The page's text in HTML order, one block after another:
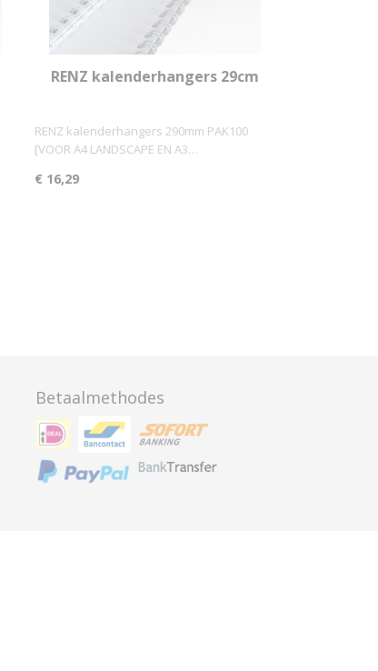
RENZ kalenderhangers 29cm
RENZ kalenderhangers 290mm PAK100
[VOOR A4 LANDSCAPE EN A3…
€ 16,29
Betaalmethodes